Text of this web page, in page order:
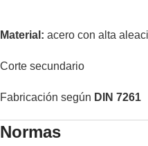
Material: acero con alta
Corte secundario
Fabricación según DIN 7261
Normas